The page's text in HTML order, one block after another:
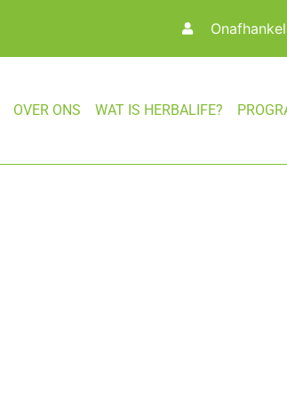
OVER ONS WAT IS HERBALIFE?